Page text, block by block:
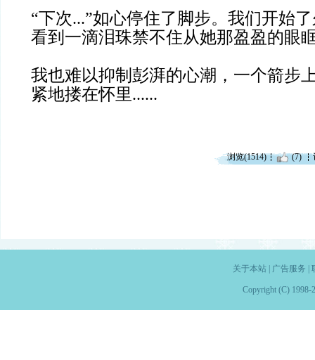
“下次...”如心停住了脚步。我们开始
看到一滴泪珠禁不住从她那盈盈的眼
我也难以抑制彭湃的心潮，一个箭步
紧地搂在怀里......
浏览(1514) (7)
关于本站| 广告服务
Copyright (C) 1998-